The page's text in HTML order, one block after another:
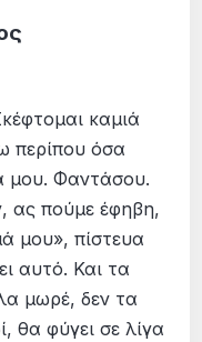
καμιά
περίπου όσα
μου. Φαντάσου.
ας πούμε έφηβη,
μου», πίστευα
αυτό. Και τα
μωρέ, δεν τα
θα φύγει σε λίγα